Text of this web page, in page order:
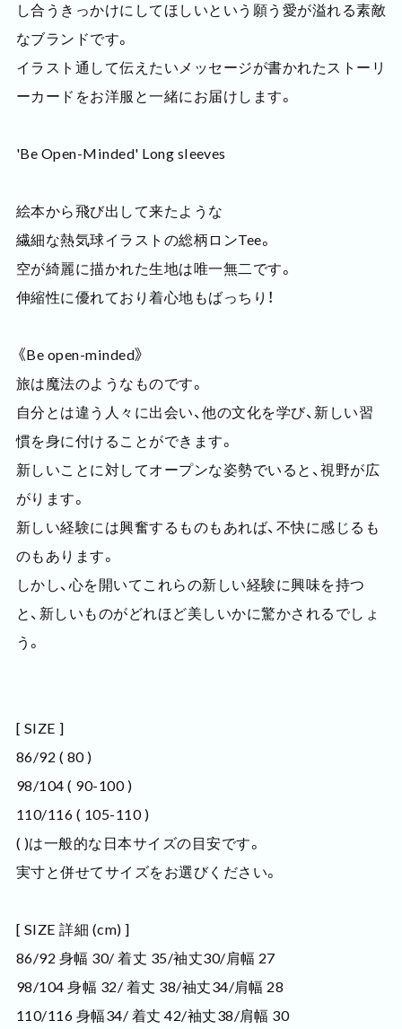
し合うきっかけにしてほしいという願う愛が溢れる素敵
なブランドです。
イラスト通して伝えたいメッセージが書かれたストーリ
ーカードをお洋服と一緒にお届けします。
'Be Open-Minded' Long sleeves
絵本から飛び出して来たような
繊細な熱気球イラストの総柄ロンTee。
空が綺麗に描かれた生地は唯一無二です。
伸縮性に優れており着心地もばっちり！
《Be open-minded》
旅は魔法のようなものです。
自分とは違う人々に出会い、他の文化を学び、新しい習
慣を身に付けることができます。
新しいことに対してオープンな姿勢でいると、視野が広
がります。
新しい経験には興奮するものもあれば、不快に感じるも
のもあります。
しかし、心を開いてこれらの新しい経験に興味を持つ
と、新しいものがどれほど美しいかに驚かされるでしょ
う。
[ SIZE ]
86/92 ( 80 )
98/104 ( 90-100 )
110/116 ( 105-110 )
( )は一般的な日本サイズの目安です。
実寸と併せてサイズをお選びください。
[ SIZE 詳細 (cm) ]
86/92 身幅 30/ 着丈 35/袖丈30/肩幅 27
98/104 身幅 32/ 着丈 38/袖丈34/肩幅 28
110/116 身幅34/ 着丈 42/袖丈38/肩幅 30